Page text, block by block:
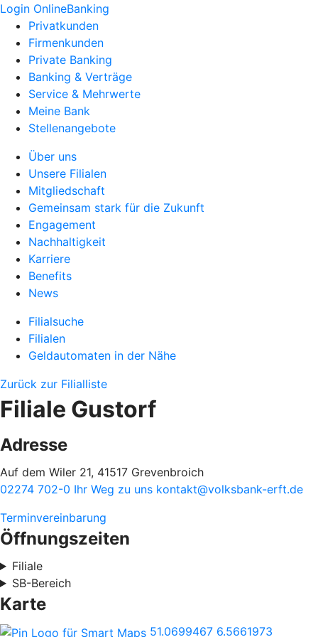
Login OnlineBanking
Privatkunden
Firmenkunden
Private Banking
Banking & Verträge
Service & Mehrwerte
Meine Bank
Stellenangebote
Über uns
Unsere Filialen
Mitgliedschaft
Gemeinsam stark für die Zukunft
Engagement
Nachhaltigkeit
Karriere
Benefits
News
Filialsuche
Filialen
Geldautomaten in der Nähe
Zurück zur Filialliste
Filiale Gustorf
Adresse
Auf dem Wiler 21, 41517 Grevenbroich
02274 702-0 Ihr Weg zu uns kontakt@volksbank-erft.de
Terminvereinbarung
Öffnungszeiten
Filiale
SB-Bereich
Karte
51.0699467 6.5661973